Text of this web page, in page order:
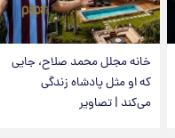
خانه مجلل محمد صلاح، جایی
که او مثل پادشاه زندگی
می‌کند | تصاویر